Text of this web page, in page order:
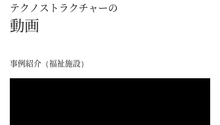
テクノストラクチャーの
動画
事例紹介（福祉施設）